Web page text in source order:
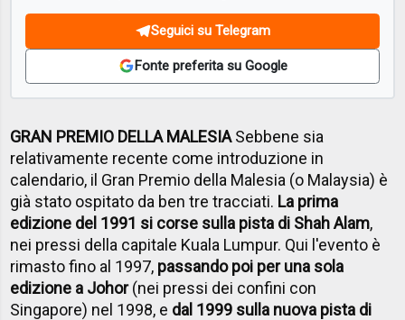
Seguici su Telegram
Fonte preferita su Google
GRAN PREMIO DELLA MALESIASebbene sia
relativamente recente come introduzione in
calendario, il Gran Premio della Malesia (o Malaysia) è
già stato ospitato da ben tre tracciati. La prima
edizione del 1991 si corse sulla pista di Shah Alam,
nei pressi della capitale Kuala Lumpur. Qui l'evento è
rimasto fino al 1997, passando poi per una sola
edizione a Johor(nei pressi dei confini con
Singapore) nel 1998, e dal 1999 sulla nuova pista di